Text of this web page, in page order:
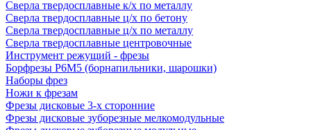
Сверла твердосплавные к/х по металлу
Сверла твердосплавные ц/х по бетону
Сверла твердосплавные ц/х по металлу
Сверла твердосплавные центровочные
Инструмент режущий - фрезы
Борфрезы Р6М5 (борнапильники, шарошки)
Наборы фрез
Ножи к фрезам
Фрезы дисковые 3-х сторонние
Фрезы дисковые зуборезные мелкомодульные